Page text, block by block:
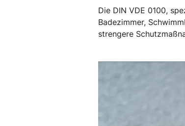
Die DIN VDE 0100,
Badezimmer,
strengere